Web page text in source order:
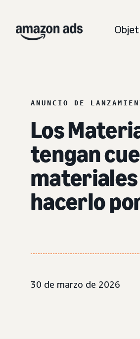
ANUNCIO DE
Los
tengan
materiales
hacerlo
30 de marzo de 2026